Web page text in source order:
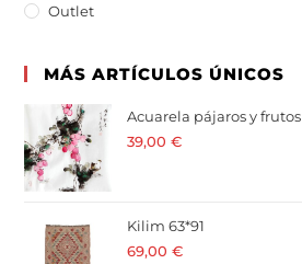
Outlet
MÁS ARTÍCULOS ÚNICOS
Acuarela pájaros y frutos
39,00€
Kilim 63*91
69,00€